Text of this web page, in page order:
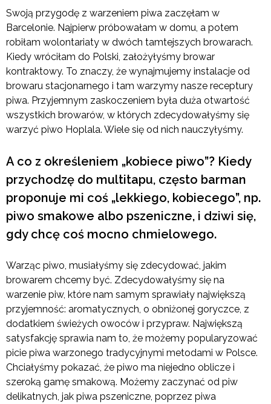
Swoją przygodę z warzeniem piwa zaczęłam w
Barcelonie. Najpierw próbowałam w domu, a potem
robiłam wolontariaty w dwóch tamtejszych browarach.
Kiedy wróciłam do Polski, założyłyśmy browar
kontraktowy. To znaczy, że wynajmujemy instalacje od
browaru stacjonarnego i tam warzymy nasze receptury
piwa. Przyjemnym zaskoczeniem była duża otwartość
wszystkich browarów, w których zdecydowałyśmy się
warzyć piwo Hoplala. Wiele się od nich nauczyłyśmy.
A co z określeniem „kobiece piwo”? Kiedy
przychodzę do multitapu, często barman
proponuje mi coś „lekkiego, kobiecego”, np.
piwo smakowe albo pszeniczne, i dziwi się,
gdy chcę coś mocno chmielowego.
Warząc piwo, musiałyśmy się zdecydować, jakim
browarem chcemy być. Zdecydowałyśmy się na
warzenie piw, które nam samym sprawiały największą
przyjemność: aromatycznych, o obniżonej goryczce, z
dodatkiem świeżych owoców i przypraw. Największą
satysfakcję sprawia nam to, że możemy popularyzować
picie piwa warzonego tradycyjnymi metodami w Polsce.
Chciałyśmy pokazać, że piwo ma niejedno oblicze i
szeroką gamę smakową. Możemy zaczynać od piw
delikatnych, jak piwa pszeniczne, poprzez piwa